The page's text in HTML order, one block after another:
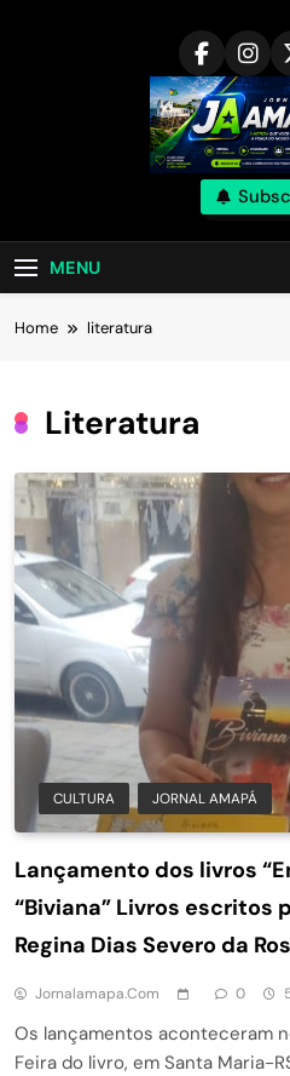
MENU
Home literatura
Literatura
CULTURA JORNAL AMAPÁ
Lançamento dos livros
“Biviana” Livros escritos
Regina Dias Severo da
Jornalamapa.com 0
Os lançamentos aconteceram
Feira do livro, em Santa Maria-